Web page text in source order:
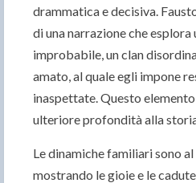
drammatica e decisiva.
di una narrazione che
improbabile, un clan
amato, al quale egli impone
inaspettate. Questo
ulteriore profondità alla
Le dinamiche familiari sono
mostrando le gioie e le